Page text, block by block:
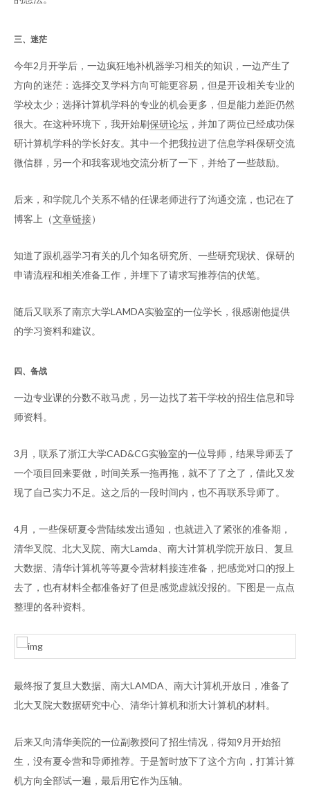
三、迷茫
今年2月开学后，一边疯狂地补机器学习相关的知识，一边产生了
方向的迷茫：选择交叉学科方向可能更容易，但是开设相关专业的
学校太少；选择计算机学科的专业的机会更多，但是能力差距仍然
很大。在这种环境下，我开始刷保研论坛 ，并加了两位已经成功保
研计算机学科的学长好友。其中一个把我拉进了信息学科保研交流
微信群，另一个和我客观地交流分析了一下，并给了一些鼓励。
后来，和学院几个关系不错的任课老师进行了沟通交流，也记在了
博客上（文章链接）
知道了跟机器学习有关的几个知名研究所、一些研究现状、保研的
申请流程和相关准备工作，并埋下了请求写推荐信的伏笔。
随后又联系了南京大学LAMDA实验室的一位学长，很感谢他提供
的学习资料和建议。
四、备战
一边专业课的分数不敢马虎，另一边找了若干学校的招生信息和导
师资料。
3月，联系了浙江大学CAD&CG实验室的一位导师，结果导师丢了
一个项目回来要做，时间关系一拖再拖，就不了了之了，借此又发
现了自己实力不足。这之后的一段时间内，也不再联系导师了。
4月，一些保研夏令营陆续发出通知，也就进入了紧张的准备期，
清华叉院、北大叉院、南大Lamda、南大计算机学院开放日、复旦
大数据、清华计算机等等夏令营材料接连准备，把感觉对口的报上
去了，也有材料全都准备好了但是感觉虚就没报的。下图是一点点
整理的各种资料。
最终报了复旦大数据、南大LAMDA、南大计算机开放日，准备了
北大叉院大数据研究中心、清华计算机和浙大计算机的材料。
后来又向清华美院的一位副教授问了招生情况，得知9月开始招
生，没有夏令营和导师推荐。于是暂时放下了这个方向，打算计算
机方向全部试一遍，最后用它作为压轴。